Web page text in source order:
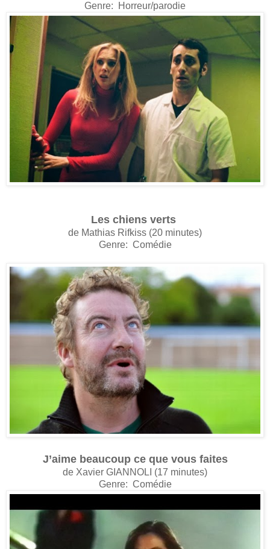
Genre: Horreur/parodie
Les chiens verts
de Mathias Rifkiss (20 minutes)
Genre: Comédie
J’aime beaucoup ce que vous faites
de Xavier GIANNOLI (17 minutes)
Genre: Comédie